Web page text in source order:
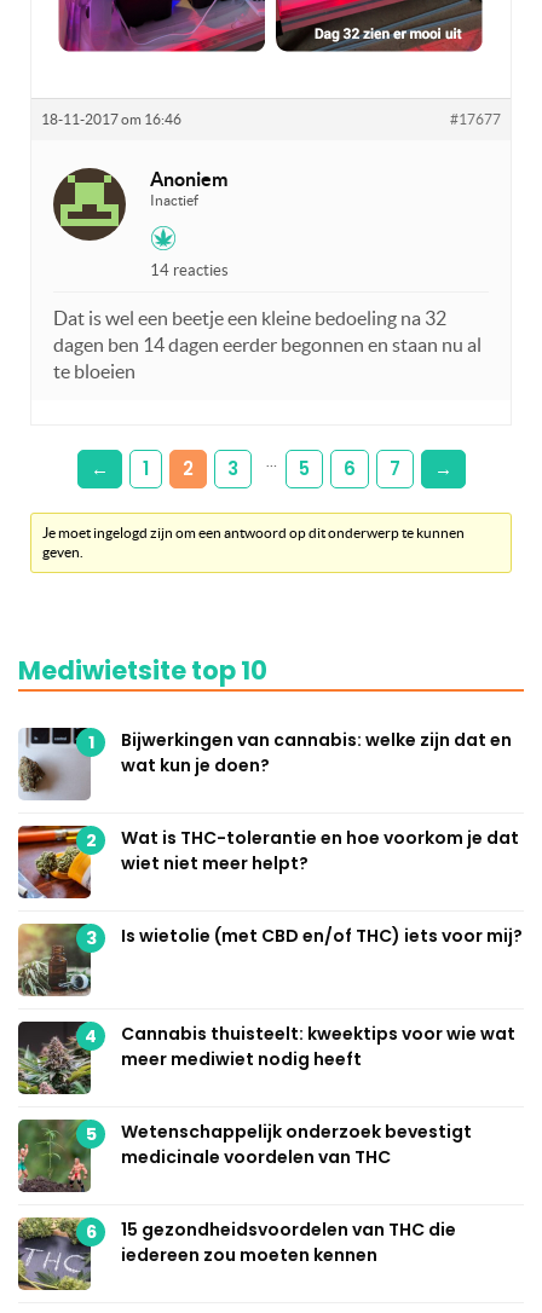
18-11-2017 om 16:46 #17677
Anoniem
Inactief
14 reacties
Dat is wel een beetje een kleine bedoeling na 32
dagen ben 14 dagen eerder begonnen en staan nu al
te bloeien
← 1 2 3 5 6 7 →
Je moet ingelogd zijn om een antwoord op dit onderwerp te kunnen
geven.
Mediwietsite top 10
1
Bijwerkingen van cannabis: welke zijn dat en
wat kun je doen?
2
Wat is THC-tolerantie en hoe voorkom je dat
wiet niet meer helpt?
3 Is wietolie (met CBD en/of THC) iets voor mij?
4
Cannabis thuisteelt: kweektips voor wie wat
meer mediwiet nodig heeft
5
Wetenschappelijk onderzoek bevestigt
medicinale voordelen van THC
6
15 gezondheidsvoordelen van THC die
iedereen zou moeten kennen